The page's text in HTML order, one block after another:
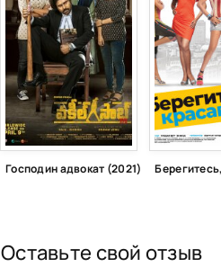
Господин адвокат (2021)
Оставьте свой отзыв